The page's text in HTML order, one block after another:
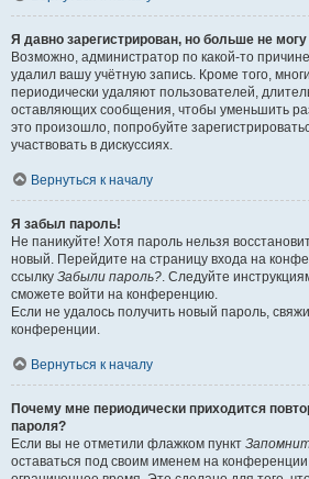
Я давно зарегистрирован, но больше не могу
Возможно, администратор по какой-то
удалил вашу учётную запись. Кроме того,
периодически удаляют пользователей,
оставляющих сообщения, чтобы уменьшить
это произошло, попробуйте
участвовать в дискуссиях.
Вернуться к началу
Я забыл пароль!
Не паникуйте! Хотя пароль нельзя
новый. Перейдите на страницу входа на
ссылку Забыли пароль?. Следуйте
сможете войти на конференцию.
Если не удалось получить новый пароль,
конференции.
Вернуться к началу
Почему мне периодически приходится
пароля?
Если вы не отметили флажком пункт
оставаться под своим именем на конференции